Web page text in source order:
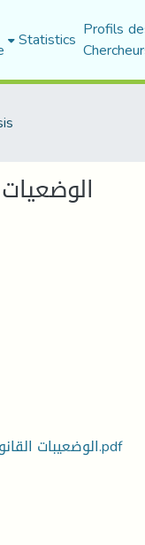
Statistics Profils
الوضعيبات القانونية للموظف العام في الإدارة العمومية.pdf